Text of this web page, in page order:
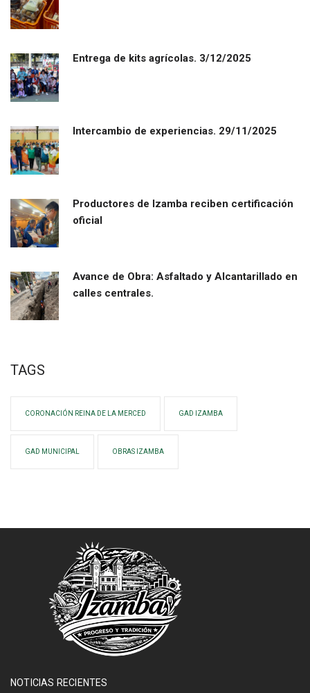
Entrega de kits agrícolas. 3/12/2025
Intercambio de experiencias. 29/11/2025
Productores de Izamba reciben certificación
oficial
Avance de Obra: Asfaltado y Alcantarillado en
calles centrales.
TAGS
CORONACIÓN REINA DE LA MERCED GAD IZAMBA
GAD MUNICIPAL OBRAS IZAMBA
NOTICIAS RECIENTES